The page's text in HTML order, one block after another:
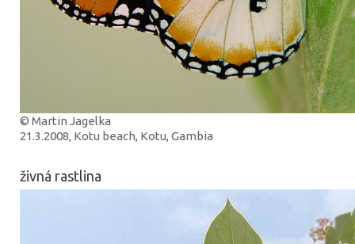
© Martin Jagelka
21.3.2008, Kotu beach, Kotu, Gambia
živná rastlina